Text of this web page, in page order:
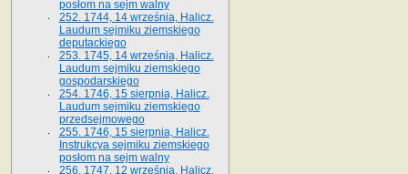
posłom na sejm walny
252. 1744, 14 września, Halicz.
Laudum sejmiku ziemskiego
deputackiego
253. 1745, 14 września, Halicz.
Laudum sejmiku ziemskiego
gospodarskiego
254. 1746, 15 sierpnia, Halicz.
Laudum sejmiku ziemskiego
przedsejmowego
255. 1746, 15 sierpnia, Halicz.
Instrukcya sejmiku ziemskiego
posłom na sejm walny
256. 1747, 12 września, Halicz.